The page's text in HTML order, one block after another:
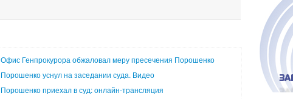
Офис Генпрокурора обжаловал меру пресечения Порошенко
Порошенко уснул на заседании суда. Видео
Порошенко приехал в суд: онлайн-трансляция